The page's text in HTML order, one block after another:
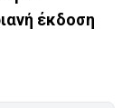
έκδοση